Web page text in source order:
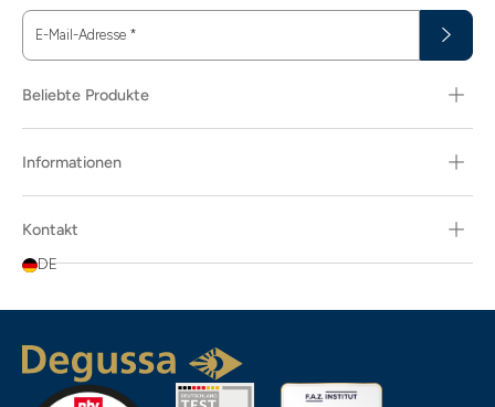
E-Mail-Adresse *
Beliebte Produkte
Informationen
Kontakt
DE